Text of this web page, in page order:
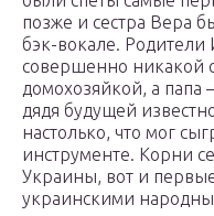
позже и сестра Вера
бэк-вокале.
совершенно никакой
домохозяйкой, а папа
дядя будущей
настолько, что мог
инструменте. Корни
Украины, вот и
украинскими